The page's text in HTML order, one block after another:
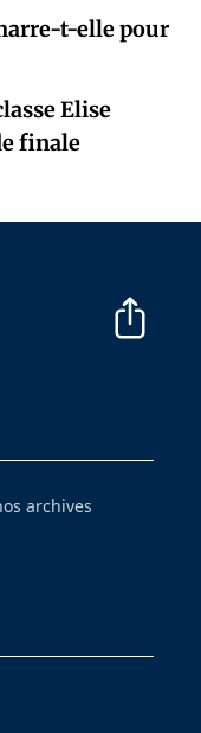
t-elle pour
Elise
finale
archives